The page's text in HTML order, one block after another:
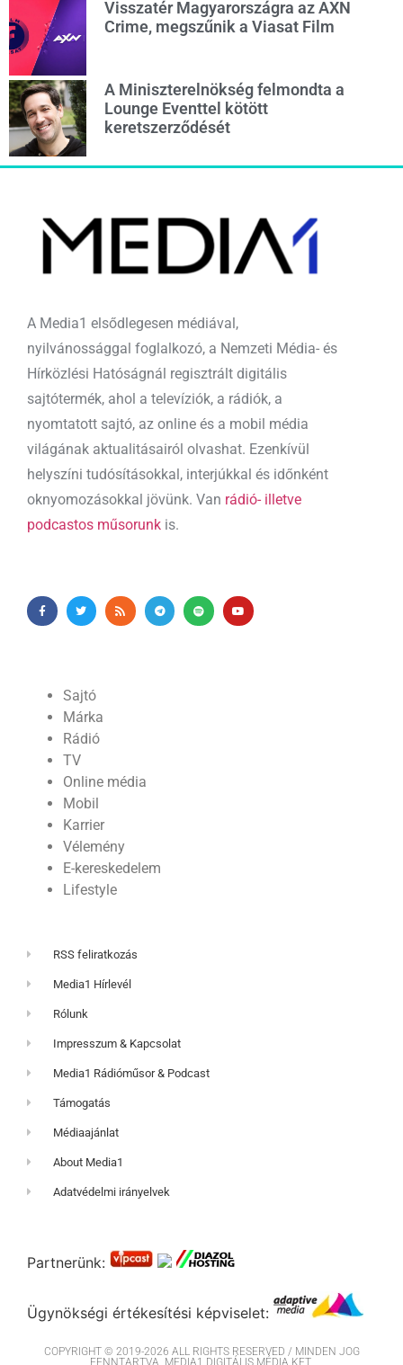
Visszatér Magyarországra az AXN
Crime, megszűnik a Viasat Film
A Miniszterelnökség felmondta a
Lounge Eventtel kötött
keretszerződését
A Media1 elsődlegesen médiával,
nyilvánossággal foglalkozó, a Nemzeti Média- és
Hírközlési Hatóságnál regisztrált digitális
sajtótermék, ahol a televíziók, a rádiók, a
nyomtatott sajtó, az online és a mobil média
világának aktualitásairól olvashat. Ezenkívül
helyszíni tudósításokkal, interjúkkal és időnként
oknyomozásokkal jövünk. Van rádió- illetve
podcastos műsorunk is.
Sajtó
Márka
Rádió
TV
Online média
Mobil
Karrier
Vélemény
E-kereskedelem
Lifestyle
RSS feliratkozás
Media1 Hírlevél
Rólunk
Impresszum & Kapcsolat
Media1 Rádióműsor & Podcast
Támogatás
Médiaajánlat
About Media1
Adatvédelmi irányelvek
Partnerünk:
Ügynökségi értékesítési képviselet:
COPYRIGHT © 2019-2026 ALL RIGHTS RESERVED / MINDEN JOG